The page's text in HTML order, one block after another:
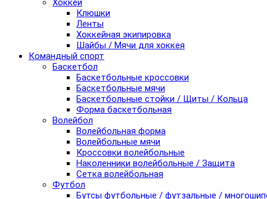
Хоккей
Клюшки
Ленты
Хоккейная экипировка
Шайбы / Мячи для хоккея
Командный спорт
Баскетбол
Баскетбольные кроссовки
Баскетбольные мячи
Баскетбольные стойки / Щиты / Кольца
Форма баскетбольная
Волейбол
Волейбольная форма
Волейбольные мячи
Кроссовки волейбольные
Наколенники волейбольные / Защита
Сетка волейбольная
Футбол
Бутсы футбольные / футзальные /